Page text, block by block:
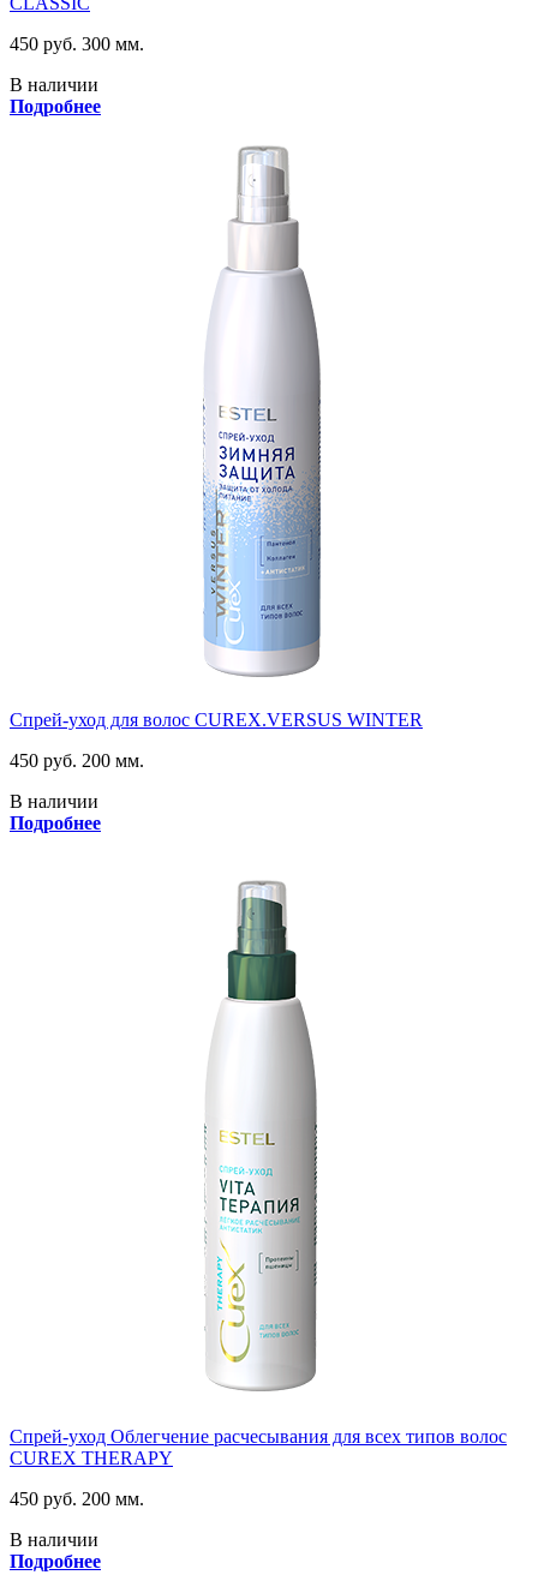
450 руб. 300 мм.
В наличии
Подробнее
Спрей-уход для волос CUREX.VERSUS WINTER
450 руб. 200 мм.
В наличии
Подробнее
Спрей-уход Облегчение расчесывания для всех типов волос
CUREX THERAPY
450 руб. 200 мм.
В наличии
Подробнее